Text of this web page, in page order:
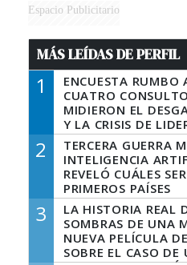
Espacio Publicitario
MÁS LEÍDAS DE PERFIL
1
ENCUESTA RUMBO
CUATRO
MIDIERON EL
Y LA CRISIS DE
PERONISMO
2
TERCERA GUERRA
INTELIGENCIA
REVELÓ CUÁLES
PRIMEROS PAÍSES
DERROTADOS
3
LA HISTORIA REAL
SOMBRAS DE UNA
NUEVA PELÍCULA
SOBRE EL CASO DE